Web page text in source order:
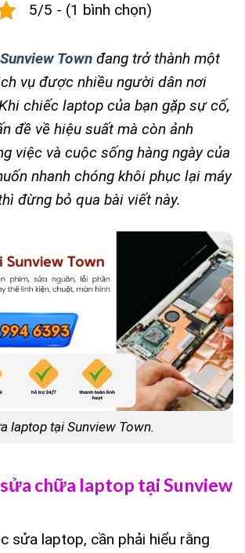
5/5 - (1 bình chọn)
Town đang trở thành một
vụ được nhiều người dân nơi
chiếc laptop của bạn gặp sự cố,
đề về hiệu suất mà còn ảnh
việc và cuộc sống hàng ngày của
nhanh chóng khôi phục lại máy
đừng bỏ qua bài viết này.
laptop tại Sunview Town.
sửa chữa laptop tại Sunview
sửa laptop, cần phải hiểu rằng